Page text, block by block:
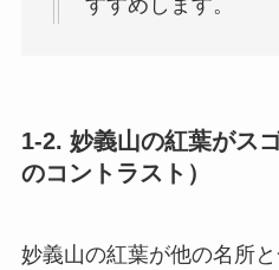
すすめします。
1-2. 妙義山の紅葉がス
のコントラスト）
妙義山の紅葉が他の名所